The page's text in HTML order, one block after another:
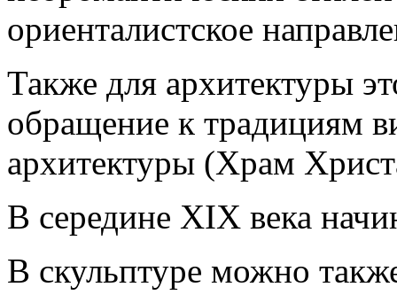
ориенталистское
Также для архитектуры
обращение к традициям
архитектуры (Храм
В середине XIX века
В скульптуре можно